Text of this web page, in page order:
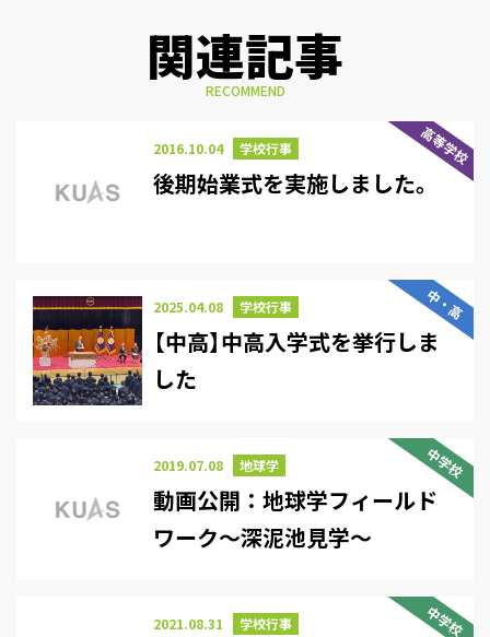
関連記事
RECOMMEND
高等学校
2016.10.04 学校行事
後期始業式を実施しました。
中・高
2025.04.08 学校行事
【中高】中高入学式を挙行しま
した
中学校
2019.07.08 地球学
動画公開：地球学フィールド
ワーク～深泥池見学～
中学校
2021.08.31 学校行事